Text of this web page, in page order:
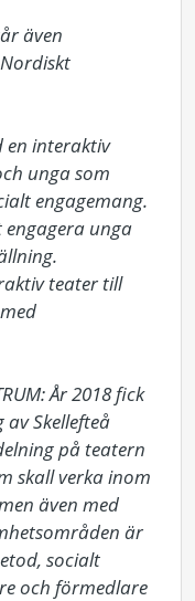
även
unga som
engagemang.
unga
teater till
Skellefteå
på teatern
skall verka inom
även med
är
socialt
och förmedlare